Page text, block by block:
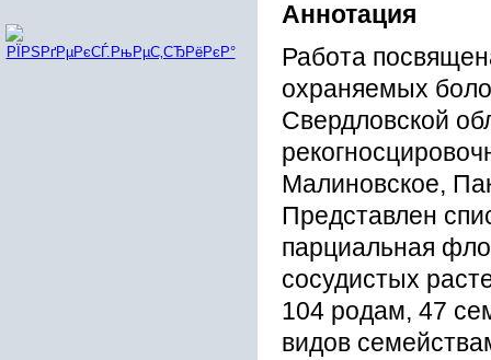
Аннотация
Работа
охраняемых
Свердловской
Малиновское,
Представлен
парциальная
сосудистых
104 родам, 47
видов